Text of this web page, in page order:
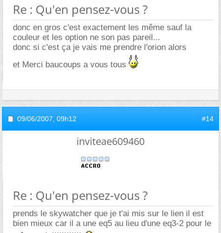
Re : Qu'en pensez-vous ?
donc en gros c'est exactement les même sauf la
couleur et les option ne son pas pareil...
donc si c'est ça je vais me prendre l'orion alors
et Merci baucoups a vous tous
09/06/2007, 09h12 #14
inviteae609460
Re : Qu'en pensez-vous ?
prends le skywatcher que je t'ai mis sur le lien il est
bien mieux car il a une eq5 au lieu d'une eq3-2 pour le